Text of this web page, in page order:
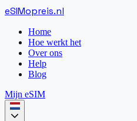
eSIMopreis.nl
Home
Hoe werkt het
Over ons
Help
Blog
Mijn eSIM